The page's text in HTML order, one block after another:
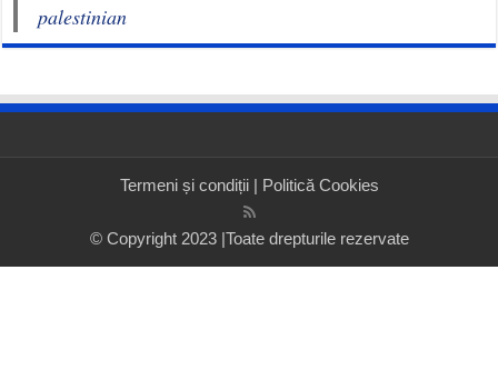
palestinian
Termeni și condiții| Politică Cookies
© Copyright 2023 |Toate drepturile rezervate